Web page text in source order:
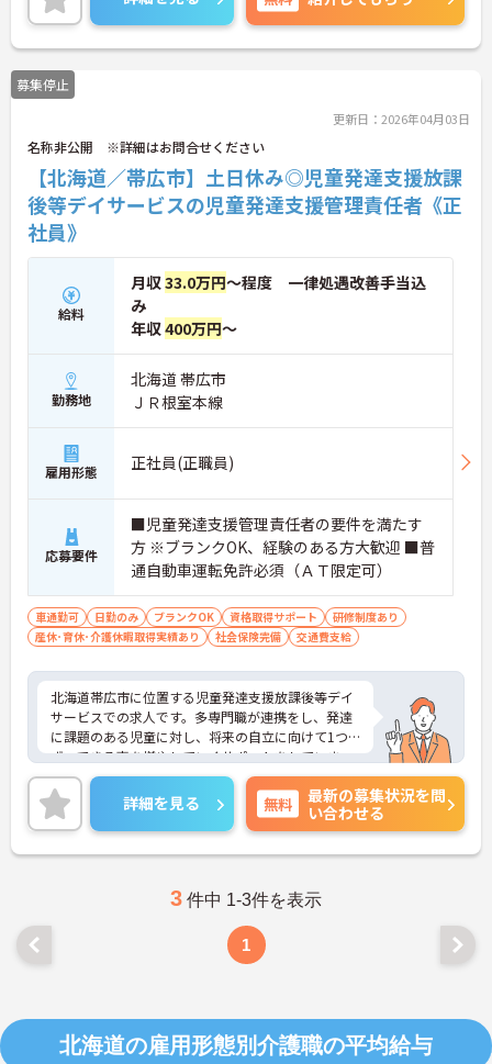
ますのでお気軽にご相談ください！
募集停止
更新日：2026年04月03日
名称非公開 ※詳細はお問合せください
【北海道／帯広市】土日休み◎児童発達支援放課
後等デイサービスの児童発達支援管理責任者《正
社員》
給料
月収33.0万円～程度 一律処遇改善手当込
み
年収400万円～
勤務地
北海道 帯広市
ＪＲ根室本線
雇用形態 正社員(正職員)
応募要件
■児童発達支援管理責任者の要件を満たす
方 ※ブランクOK、経験のある方大歓迎 ■普
通自動車運転免許必須（ＡＴ限定可）
車通勤可 日勤のみ ブランクOK 資格取得サポート
研修制度あり
産休･育休･介護休暇取得実績あり
社会保険完備 交通費支給
北海道帯広市に位置する児童発達支援放課後等デイ
サービスでの求人です。多専門職が連携をし、発達
に課題のある児童に対し、将来の自立に向けて1つ
ずつできる事を増やしていくサポートをしていま
す。少人数制の事業所なので一人ひとりの子どもに
深く関わることができます!土日休みの完全週休2日
制でメリハリのある勤務が可能です。福利厚生が整
っていますので、安心してご就業していただけま
す。
詳細を見る 無料
最新の募集状況を問
い合わせる
3 件中 1-3件を表示
1
北海道の雇用形態別介護職の平均給与